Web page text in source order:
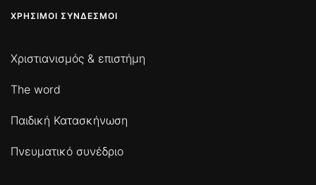
ΧΡΉΣΙΜΟΙ ΣΎΝΔΕΣΜΟΙ
Χριστιανισμός & επιστήμη
The word
Παιδική Κατασκήνωση
Πνευματικό συνέδριο